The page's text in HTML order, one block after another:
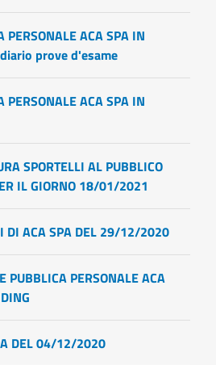
PERSONALE ACA SPA IN
diario prove d'esame
PERSONALE ACA SPA IN
SPORTELLI AL PUBBLICO
IL GIORNO 18/01/2021
DI ACA SPA DEL 29/12/2020
PUBBLICA PERSONALE ACA
DEL 04/12/2020